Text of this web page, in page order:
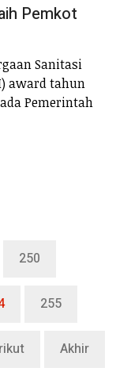
Pemkot
Sanitasi
award tahun
Pemerintah
250
255
Akhir